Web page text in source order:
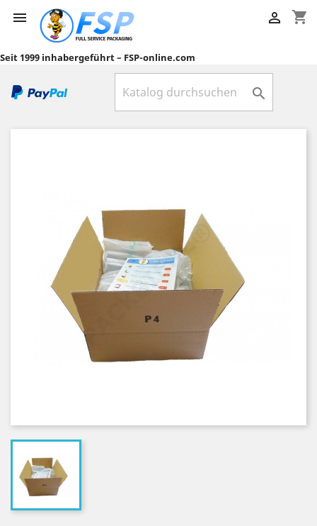
 shopping_cart

Seit 1999 inhabergeführt – FSP-online.com
